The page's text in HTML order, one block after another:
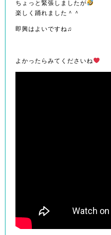
ちょっと緊張しましたが
楽しく踊れました＾＾
即興はよいですね♫
よかったらみてくださいね